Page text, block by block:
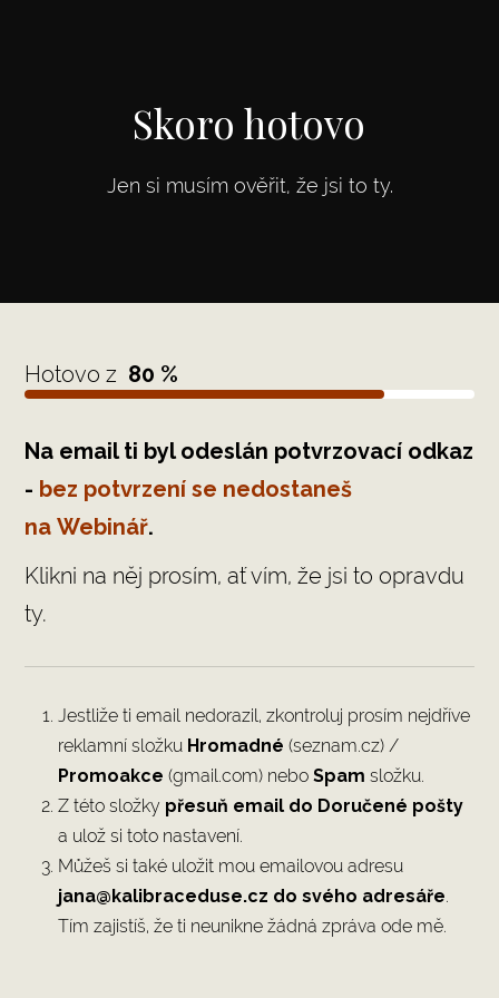
Skoro hotovo
Jen si musím ověřit, že jsi to ty.
Hotovo z 80 %
Na email ti byl odeslán potvrzovací odkaz
- bez potvrzení se nedostaneš
na Webinář.
Klikni na něj prosím, ať vím, že jsi to opravdu
ty.
Jestliže ti email nedorazil, zkontroluj prosím nejdříve
reklamní složku Hromadné (seznam.cz) /
Promoakce (gmail.com) neboSpam složku.
Z této složky přesuň email do Doručené pošty
a ulož si toto nastavení.
Můžeš si také uložit mou emailovou adresu
jana@kalibraceduse.cz do svého adresáře.
Tím zajistíš, že ti neunikne žádná zpráva ode mě.